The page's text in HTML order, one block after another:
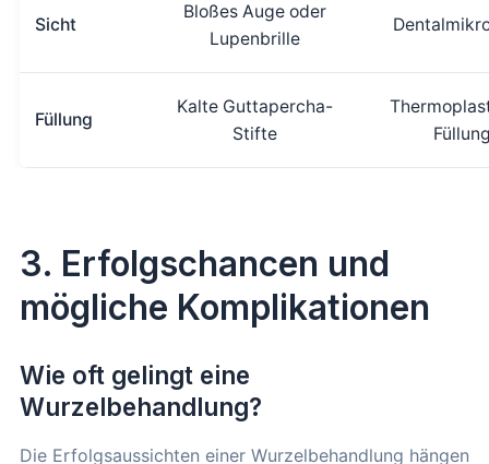
Sicht
Bloßes Auge oder
Lupenbrille
Füllung
Kalte Guttapercha-
Stifte
3. Erfolgschancen und
mögliche Komplikationen
Wie oft gelingt eine
Wurzelbehandlung?
Die Erfolgsaussichten einer Wurzelbehandlung hängen